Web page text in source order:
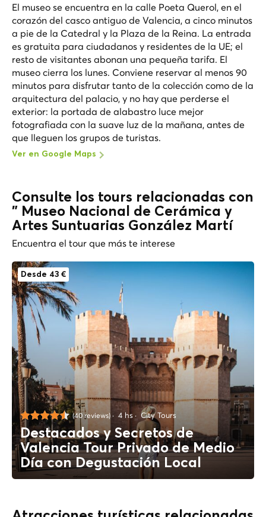
El museo se encuentra en la calle Poeta Querol, en el
corazón del casco antiguo de Valencia, a cinco minutos
a pie de la Catedral y la Plaza de la Reina. La entrada
es gratuita para ciudadanos y residentes de la UE; el
resto de visitantes abonan una pequeña tarifa. El
museo cierra los lunes. Conviene reservar al menos 90
minutos para disfrutar tanto de la colección como de la
arquitectura del palacio, y no hay que perderse el
exterior: la portada de alabastro luce mejor
fotografiada con la suave luz de la mañana, antes de
que lleguen los grupos de turistas.
Ver en Google Maps
Consulte los tours relacionadas con
" Museo Nacional de Cerámica y
Artes Suntuarias González Martí
Encuentra el tour que más te interese
Desde 43 €
(40 reviews) 4 hs City Tours
Destacados y Secretos de
Valencia Tour Privado de Medio
Día con Degustación Local